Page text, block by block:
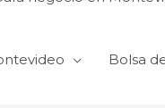
Bolsa